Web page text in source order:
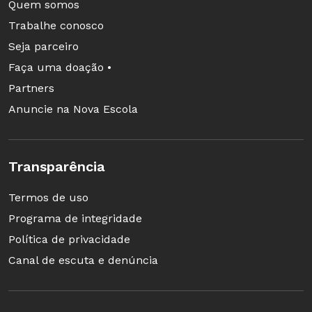
concorda. “As mulheres estão fora das
representações deliberadamente. É importante
sustentar essa narrativa criada pelo machismo
de que não participamos da História. O
currículo é tradicional e ancorado na
perspectiva do homem branco”, afirma.
Quem somos
Trabalhe conosco
Seja parceiro
Faça uma doação •
Partners
Anuncie na Nova Escola
Transparência
Termos de uso
Programa de integridade
Política de privacidade
Canal de escuta e denúncia